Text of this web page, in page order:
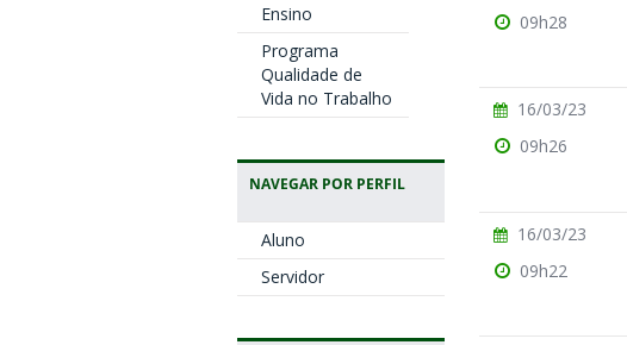
Ensino
Programa
Qualidade de
Vida no Trabalho
NAVEGAR POR PERFIL
Aluno
Servidor
09h28
16/03/23
09h26
16/03/23
09h22